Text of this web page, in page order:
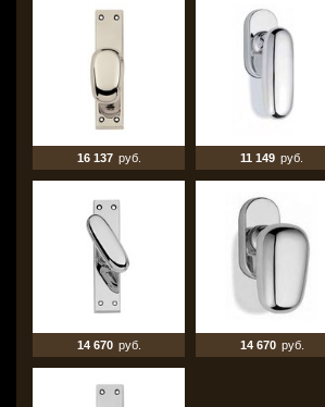
16 137 руб. 11 149 руб.
14 670 руб. 14 670 руб.